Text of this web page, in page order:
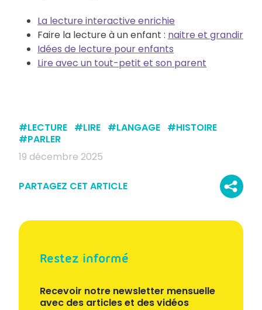
Restez informé
Recevoir notre newsletter mensuelle
avec des articles et des vidéos
La lecture interactive enrichie
Faire la lecture à un enfant : naitre et grandir
Idées de lecture pour enfants
Lire avec un tout-petit et son parent
#LECTURE #LIRE #LANGAGE #HISTOIRE
#PARLER
19 décembre 2025
PARTAGEZ CET ARTICLE